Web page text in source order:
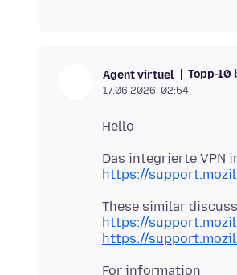
Agent virtuel Topp-
17.06.2026, 02:54
https://
https://
https://
For information